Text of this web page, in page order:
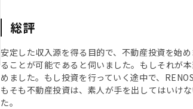
総評
安定した収入源を得る目的で、不動産投資を始
ることが可能であると伺いました。もしそれが
めました。もし投資を行っていく途中で、
もそも不動産投資は、素人が手を出してはいけ
た。